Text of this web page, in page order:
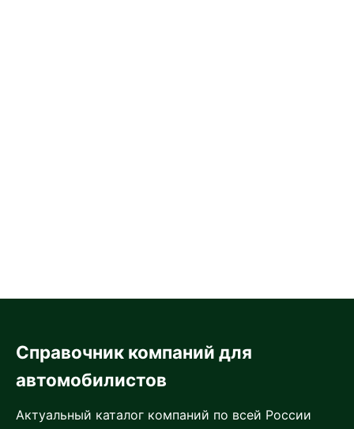
Справочник компаний для
автомобилистов
Актуальный каталог компаний по всей России